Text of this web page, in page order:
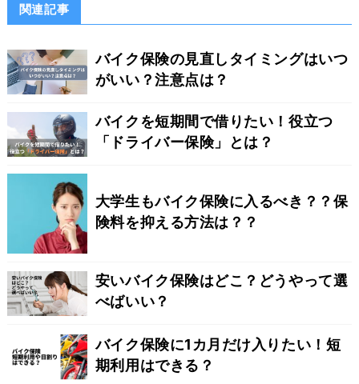
関連記事
バイク保険の見直しタイミングはいつ
がいい？注意点は？
バイクを短期間で借りたい！役立つ
「ドライバー保険」とは？
大学生もバイク保険に入るべき？？保
険料を抑える方法は？？
安いバイク保険はどこ？どうやって選
べばいい？
バイク保険に1カ月だけ入りたい！短
期利用はできる？